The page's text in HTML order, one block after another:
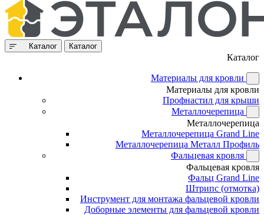
Каталог Каталог
Каталог
Материалы для кровли
Материалы для кровли
Профнастил для крыши
Металлочерепица
Металлочерепица
Металлочерепица Grand Line
Металлочерепица Металл Профиль
Фальцевая кровля
Фальцевая кровля
Фальц Grand Line
Штрипс (отмотка)
Инструмент для монтажа фальцевой кровли
Доборные элементы для фальцевой кровли